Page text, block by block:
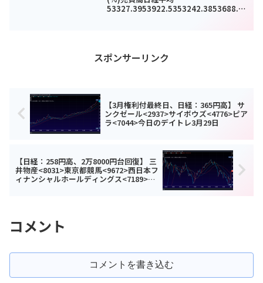
53327.3953922.5353242.3853688.89
スポンサーリンク
【3月権利付最終日、日経：365円高】 サ
ンクゼール<2937>サイボウズ<4776>ピア
ラ<7044>今日のデイトレ3月29日
【日経：258円高、2万8000円台回復】 三
井物産<8031>東京都競馬<9672>西日本フ
ィナンシャルホールディングス<7189>今
コメント
コメントを書き込む